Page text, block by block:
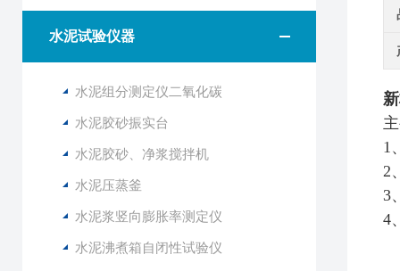
水泥试验仪器
水泥组分测定仪二氧化碳
水泥胶砂振实台
水泥胶砂、净浆搅拌机
水泥压蒸釜
水泥浆竖向膨胀率测定仪
水泥沸煮箱自闭性试验仪
1
2
3
4